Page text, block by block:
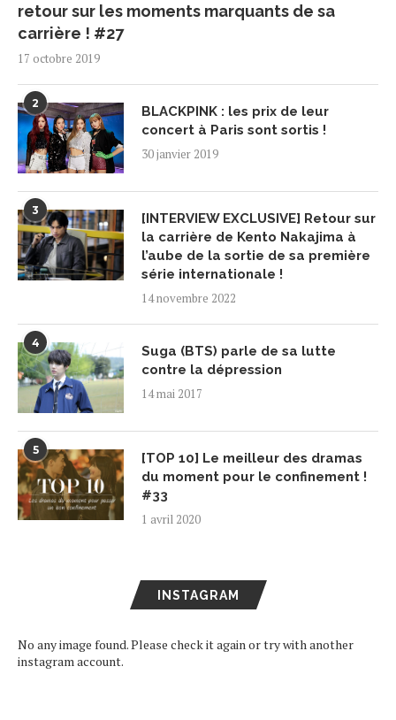
retour sur les moments marquants de sa
carrière ! #27
17 octobre 2019
2
BLACKPINK : les prix de leur
concert à Paris sont sortis !
30 janvier 2019
3
[INTERVIEW EXCLUSIVE] Retour sur
la carrière de Kento Nakajima à
l’aube de la sortie de sa première
série internationale !
14 novembre 2022
4
Suga (BTS) parle de sa lutte
contre la dépression
14 mai 2017
5
[TOP 10] Le meilleur des dramas
du moment pour le confinement !
#33
1 avril 2020
INSTAGRAM
No any image found. Please check it again or try with another
instagram account.